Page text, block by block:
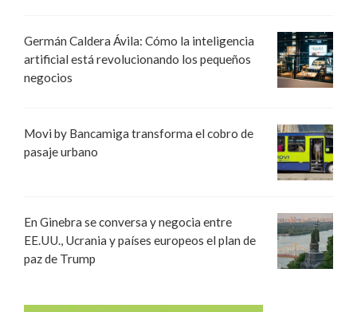
Germán Caldera Ávila: Cómo la inteligencia
artificial está revolucionando los pequeños
negocios
Movi by Bancamiga transforma el cobro de
pasaje urbano
En Ginebra se conversa y negocia entre
EE.UU., Ucrania y países europeos el plan de
paz de Trump